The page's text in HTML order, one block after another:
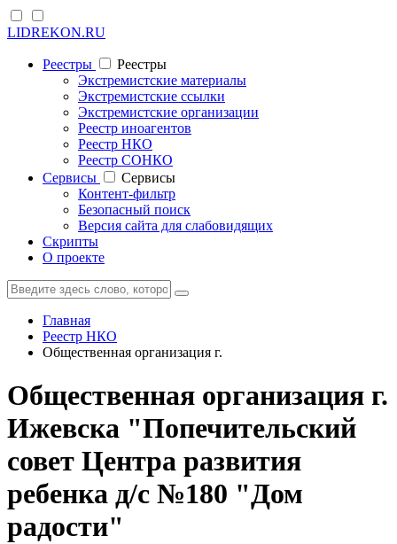
LIDREKON.RU
Реестры
Реестры
Экстремистские материалы
Экстремистские ссылки
Экстремистские организации
Реестр иноагентов
Реестр НКО
Реестр СОНКО
Cервисы
Cервисы
Контент-фильтр
Безопасный поиск
Версия сайта для слабовидящих
Скрипты
О проекте
Главная
Реестр НКО
Общественная организация г.
Общественная организация г.
Ижевска "Попечительский
совет Центра развития
ребенка д/с №180 "Дом
радости"